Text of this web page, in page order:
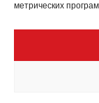
метрических